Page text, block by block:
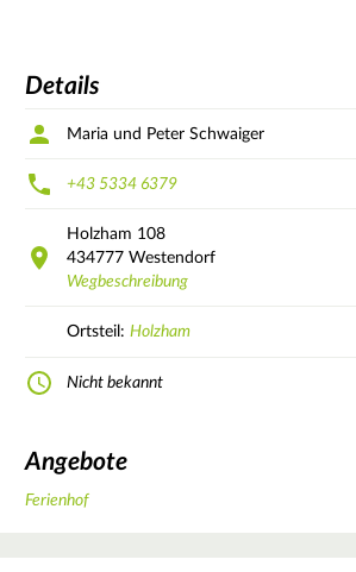
Details
Maria und Peter Schwaiger
+43 5334 6379
Holzham 108
434777 Westendorf
Wegbeschreibung
Ortsteil: Holzham
Nicht bekannt
Angebote
Ferienhof